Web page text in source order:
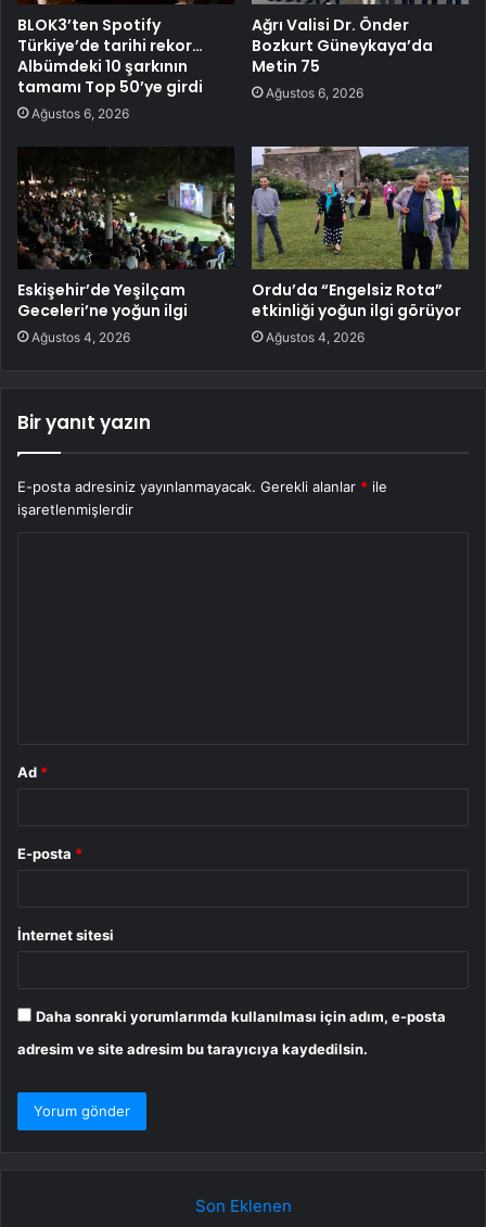
BLOK3’ten Spotify
Türkiye’de tarihi rekor…
Albümdeki 10 şarkının
tamamı Top 50’ye girdi
Ağustos 6, 2026
Ağrı Valisi Dr. Önder
Bozkurt Güneykaya’da
Metin 75
Ağustos 6, 2026
Eskişehir’de Yeşilçam
Geceleri’ne yoğun ilgi
Ağustos 4, 2026
Ordu’da “Engelsiz Rota”
etkinliği yoğun ilgi görüyor
Ağustos 4, 2026
Bir yanıt yazın
E-posta adresiniz yayınlanmayacak. Gerekli alanlar * ile
işaretlenmişlerdir
Ad *
E-posta *
İnternet sitesi
Daha sonraki yorumlarımda kullanılması için adım, e-posta
adresim ve site adresim bu tarayıcıya kaydedilsin.
Son Eklenen